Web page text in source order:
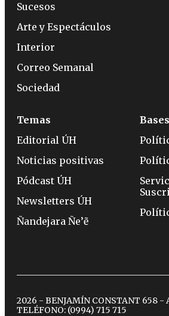
Sucesos
Arte y Espectáculos
Interior
Correo Semanal
Sociedad
Temas
Editorial ÚH
Noticias positivas
Pódcast ÚH
Newsletters ÚH
Ñandejara Ñe’ẽ
2026 - BENJAMÍN CONSTANT 658 -
TELÉFONO: (0994) 715 715